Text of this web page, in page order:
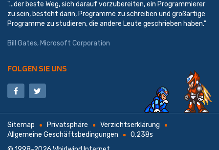
"...der beste Weg, sich darauf vorzubereiten, ein Programmierer
zu sein, besteht darin, Programme zu schreiben und großartige
Programme zu studieren, die andere Leute geschrieben haben."
Bill Gates, Microsoft Corporation
FOLGEN SIE UNS
Sitemap Privatsphäre
Verzichtserklärung
Allgemeine Geschäftsbedingungen
0,238s